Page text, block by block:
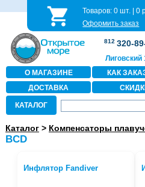
Товаров:0 шт. |0
Оформить заказ
812 320-
Лиговский
О МАГАЗИНЕ
КАК
ДОСТАВКА
КАТАЛОГ
Каталог> Компенсаторы
BCD
Инфлятор Fandiver